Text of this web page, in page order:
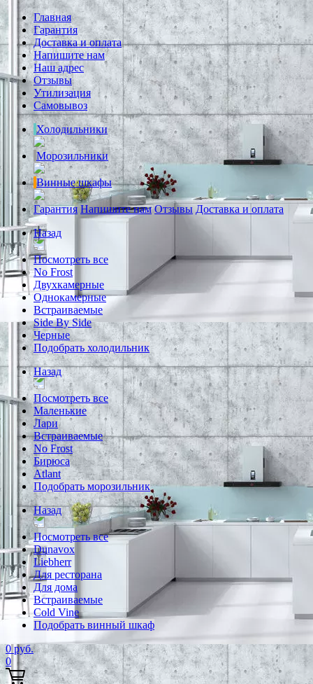
Главная
Гарантия
Доставка и оплата
Напишите нам
Наш адрес
Отзывы
Утилизация
Самовывоз
Холодильники
Морозильники
Винные шкафы
Гарантия Напишите нам Отзывы Доставка и оплата
Назад
Посмотреть все
No Frost
Двухкамерные
Однокамерные
Встраиваемые
Side By Side
Черные
Подобрать холодильник
Назад
Посмотреть все
Маленькие
Лари
Встраиваемые
No Frost
Бирюса
Atlant
Подобрать морозильник
Назад
Посмотреть все
Dunavox
Liebherr
Для ресторана
Для дома
Встраиваемые
Cold Vine
Подобрать винный шкаф
0 руб.
0